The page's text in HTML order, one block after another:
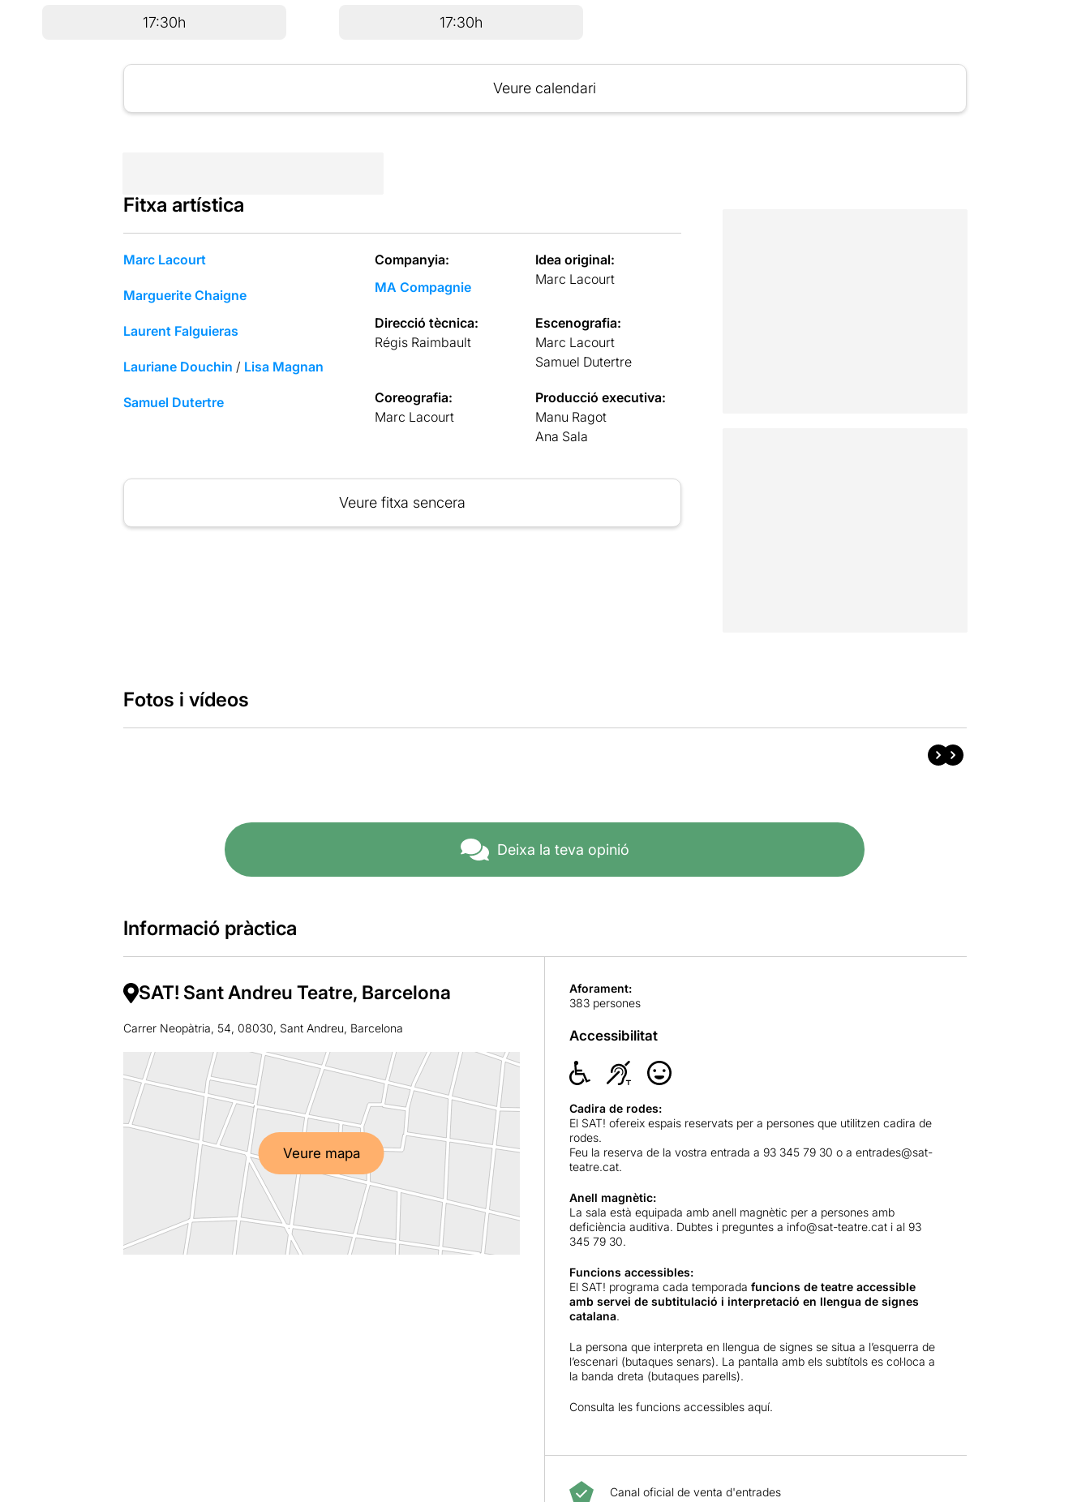
17:30h 17:30h
Veure calendari
Fitxa artística
Marc Lacourt
Marguerite Chaigne
Laurent Falguieras
Lauriane Douchin / Lisa Magnan
Samuel Dutertre
Companyia:
MA Compagnie
Idea original:
Marc Lacourt
Direcció tècnica:
Régis Raimbault
Escenografia:
Marc Lacourt
Samuel Dutertre
Coreografia:
Marc Lacourt
Producció executiva:
Manu Ragot
Ana Sala
Veure fitxa sencera
Fotos i vídeos
Deixa la teva opinió
Informació pràctica
SAT! Sant Andreu Teatre, Barcelona
Carrer Neopàtria, 54, 08030, Sant Andreu, Barcelona
Veure mapa
Aforament:
383 persones
Accessibilitat
Cadira de rodes:
El SAT! ofereix espais reservats per a persones que utilitzen cadira de
rodes.
Feu la reserva de la vostra entrada a 93 345 79 30 o a entrades@sat-
teatre.cat.
Anell magnètic:
La sala està equipada amb anell magnètic per a persones amb
deficiència auditiva. Dubtes i preguntes a info@sat-teatre.cat i al 93
345 79 30.
Funcions accessibles:
El SAT! programa cada temporada funcions de teatre accessible
amb servei de subtitulació i interpretació en llengua de signes
catalana.
La persona que interpreta en llengua de signes se situa a l’esquerra de
l’escenari (butaques senars). La pantalla amb els subtítols es col·loca a
la banda dreta (butaques parells).
Consulta les funcions accessibles aquí.
Canal oficial de venta d'entrades